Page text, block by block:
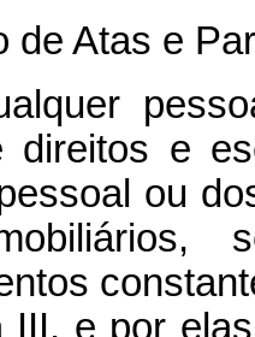
de Atas e
direitos e
ou
III, e por